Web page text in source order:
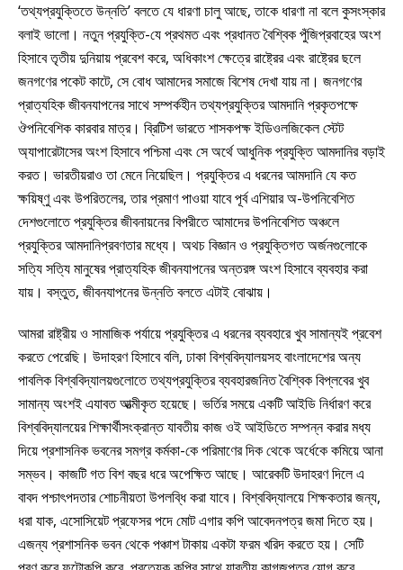
‘তথ্যপ্রযুক্তিতে উন্নতি’ বলতে যে ধারণা চালু আছে, তাকে ধারণা না বলে কুসংস্কার
বলাই ভালো। নতুন প্রযুক্তি-যে প্রথমত এবং প্রধানত বৈশ্বিক পুঁজিপ্রবাহের অংশ
হিসাবে তৃতীয় দুনিয়ায় প্রবেশ করে, অধিকাংশ ক্ষেত্রে রাষ্ট্রের এবং রাষ্ট্রের ছলে
জনগণের পকেট কাটে, সে বোধ আমাদের সমাজে বিশেষ দেখা যায় না। জনগণের
প্রাত্যহিক জীবনযাপনের সাথে সম্পর্কহীন তথ্যপ্রযুক্তির আমদানি প্রকৃতপক্ষে
ঔপনিবেশিক কারবার মাত্র। ব্রিটিশ ভারতে শাসকপক্ষ ইডিওলজিকেল স্টেট
অ্যাপারেটাসের অংশ হিসাবে পশ্চিমা এবং সে অর্থে আধুনিক প্রযুক্তি আমদানির বড়াই
করত। ভারতীয়রাও তা মেনে নিয়েছিল। প্রযুক্তির এ ধরনের আমদানি যে কত
ক্ষয়িষ্ণু এবং উপরিতলের, তার প্রমাণ পাওয়া যাবে পূর্ব এশিয়ার অ-উপনিবেশিত
দেশগুলোতে প্রযুক্তির জীবনায়নের বিপরীতে আমাদের উপনিবেশিত অঞ্চলে
প্রযুক্তির আমদানিপ্রবণতার মধ্যে। অথচ বিজ্ঞান ও প্রযুক্তিগত অর্জনগুলোকে
সত্যি সত্যি মানুষের প্রাত্যহিক জীবনযাপনের অন্তরঙ্গ অংশ হিসাবে ব্যবহার করা
যায়। বস্তুত, জীবনযাপনের উন্নতি বলতে এটাই বোঝায়।
আমরা রাষ্ট্রীয় ও সামাজিক পর্যায়ে প্রযুক্তির এ ধরনের ব্যবহারে খুব সামান্যই প্রবেশ
করতে পেরেছি। উদাহরণ হিসাবে বলি, ঢাকা বিশ্ববিদ্যালয়সহ বাংলাদেশের অন্য
পাবলিক বিশ্ববিদ্যালয়গুলোতে তথ্যপ্রযুক্তির ব্যবহারজনিত বৈশ্বিক বিপ্লবের খুব
সামান্য অংশই এযাবত আত্মীকৃত হয়েছে। ভর্তির সময়ে একটি আইডি নির্ধারণ করে
বিশ্ববিদ্যালয়ের শিক্ষার্থীসংক্রান্ত যাবতীয় কাজ ওই আইডিতে সম্পন্ন করার মধ্য
দিয়ে প্রশাসনিক ভবনের সমগ্র কর্মকা-কে পরিমাণের দিক থেকে অর্ধেকে কমিয়ে আনা
সম্ভব। কাজটি গত বিশ বছর ধরে অপেক্ষিত আছে। আরেকটি উদাহরণ দিলে এ
বাবদ পশ্চাৎপদতার শোচনীয়তা উপলব্ধি করা যাবে। বিশ্ববিদ্যালয়ে শিক্ষকতার জন্য,
ধরা যাক, এসোসিয়েট প্রফেসর পদে মোট এগার কপি আবেদনপত্র জমা দিতে হয়।
এজন্য প্রশাসনিক ভবন থেকে পঞ্চাশ টাকায় একটা ফরম খরিদ করতে হয়। সেটি